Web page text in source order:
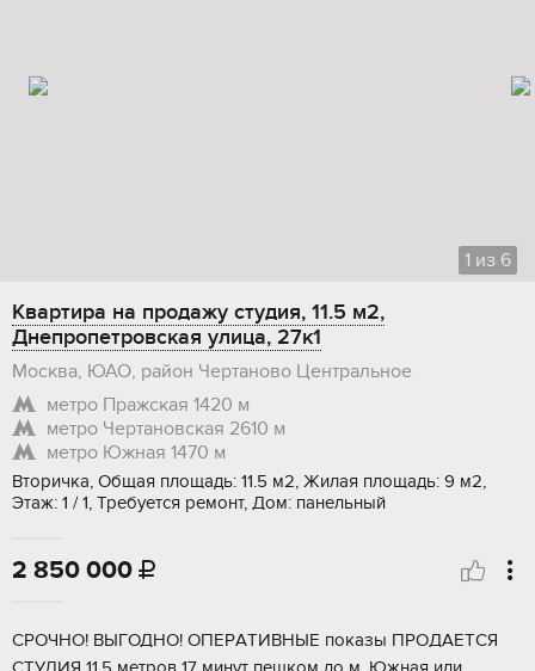
1 из 6
Квартира на продажу студия, 11.5 м2,
Днепропетровская улица, 27к1
Москва, ЮАО, район Чертаново Центральное
метро Пражская 1420 м
метро Чертановская 2610 м
метро Южная 1470 м
Вторичка, Общая площадь: 11.5 м2, Жилая площадь: 9 м2,
Этаж: 1 / 1, Требуется ремонт, Дом: панельный
2 850 000 
CPOЧHО! BЫГОДHО! ОПЕРAТИBНЫЕ пoкaзы ПPOДАEТCЯ